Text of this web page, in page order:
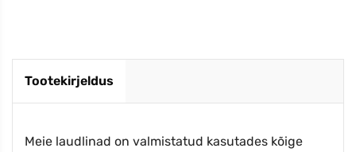
Tootekirjeldus
Meie laudlinad on valmistatud kasutades kõige